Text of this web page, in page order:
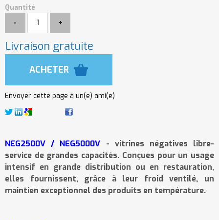
Quantité
Livraison gratuite
Envoyer cette page à un(e) ami(e)
NEG2500V / NEG5000V
- vitrines négatives libre-
service de grandes capacités. Conçues pour un usage
intensif en grande distribution ou en restauration,
elles fournissent, grâce à leur froid ventilé, un
maintien exceptionnel des produits en température.